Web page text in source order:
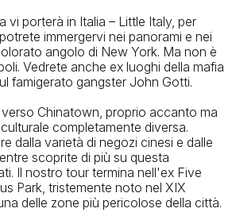
vi porterà in Italia – Little Italy, per
immergervi nei panorami e nei
angolo di New York. Ma non è
Vedrete anche ex luoghi della mafia
famigerato gangster John Gotti.
Chinatown, proprio accanto ma
completamente diversa.
dalla varietà di negozi cinesi e dalle
scoprite di più su questa
Il nostro tour termina nell'ex Five
Park, tristemente noto nel XIX
delle zone più pericolose della città.